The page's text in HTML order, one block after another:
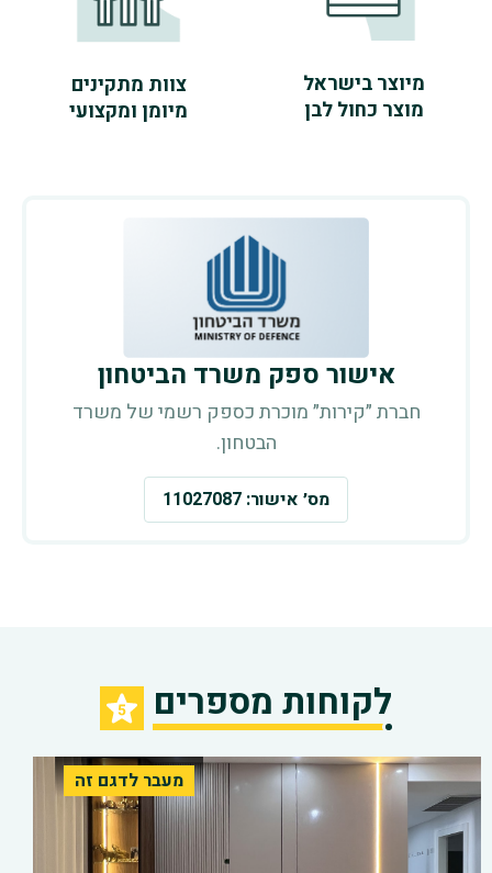
מיוצר בישראל
מוצר כחול לבן
צוות מתקינים
מיומן ומקצועי
אישור ספק משרד הביטחון
חברת ״קירות״ מוכרת כספק רשמי של משרד
הבטחון.
מס׳ אישור: 11027087
לקוחות מספרים
מעבר לדגם זה